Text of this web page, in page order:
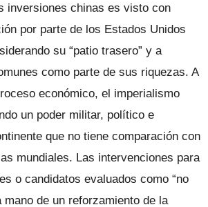
inversiones chinas es visto con
por parte de los Estados Unidos
su “patio trasero” y a
como parte de sus riquezas. A
económico, el imperialismo
un poder militar, político e
que no tiene comparación con
mundiales. Las intervenciones para
o candidatos evaluados como “no
mano de un reforzamiento de la